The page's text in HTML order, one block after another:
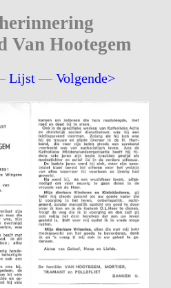
Van Hootegem
Lijst —Volgende>